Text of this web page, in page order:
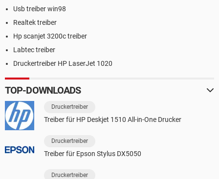
Usb treiber win98
Realtek treiber
Hp scanjet 3200c treiber
Labtec treiber
Druckertreiber HP LaserJet 1020
TOP-DOWNLOADS
Druckertreiber
Treiber für HP Deskjet 1510 All-in-One Drucker
Druckertreiber
Treiber für Epson Stylus DX5050
Druckertreiber